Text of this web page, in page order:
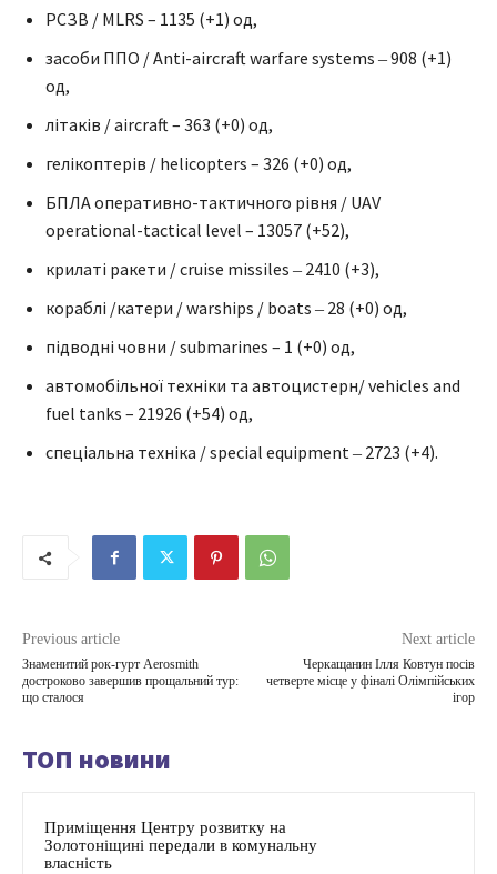
РСЗВ / MLRS – 1135 (+1) од,
засоби ППО / Anti-aircraft warfare systems ‒ 908 (+1)
од,
літаків / aircraft – 363 (+0) од,
гелікоптерів / helicopters – 326 (+0) од,
БПЛА оперативно-тактичного рівня / UAV
operational-tactical level – 13057 (+52),
крилаті ракети / cruise missiles ‒ 2410 (+3),
кораблі /катери / warships / boats ‒ 28 (+0) од,
підводні човни / submarines – 1 (+0) од,
автомобільної техніки та автоцистерн/ vehicles and
fuel tanks – 21926 (+54) од,
спеціальна техніка / special equipment ‒ 2723 (+4).
Previous article
Знаменитий рок-гурт Aerosmith
достроково завершив прощальний тур:
що сталося
Next article
Черкащанин Ілля Ковтун посів
четверте місце у фіналі Олімпійських
ігор
ТОП новини
Приміщення Центру розвитку на
Золотоніщині передали в комунальну
власність